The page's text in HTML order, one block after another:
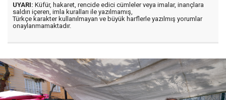
UYARI: Küfür, hakaret, rencide edici cümleler veya imalar, inançlara
saldırı içeren, imla kuralları ile yazılmamış,
Türkçe karakter kullanılmayan ve büyük harflerle yazılmış yorumlar
onaylanmamaktadır.